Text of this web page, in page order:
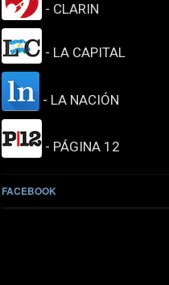
- CLARIN
- LA CAPITAL
- LA NACIÓN
- PÁGINA 12
FACEBOOK